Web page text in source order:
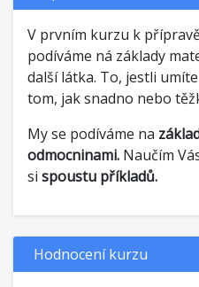
V prvním kurzu k
podíváme ná základy
další látka. To, jestli
tom, jak snadno nebo
My se podíváme na
odmocninami. Naučím
si spoustu příkladů.
Hodnocení kurzu